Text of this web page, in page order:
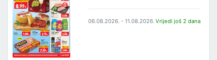
06.08.2026. - 11.08.2026. Vrijedi još 2 dana